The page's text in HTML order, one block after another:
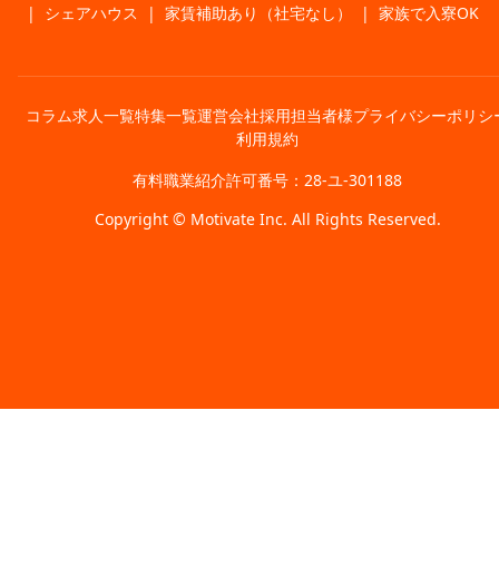
| シェアハウス | 家賃補助あり（社宅なし） | 家族で入寮OK
コラム求人一覧特集一覧運営会社採用担当者様プライバシーポリシ
利用規約
有料職業紹介許可番号：28-ユ-301188
Copyright © Motivate Inc. All Rights Reserved.